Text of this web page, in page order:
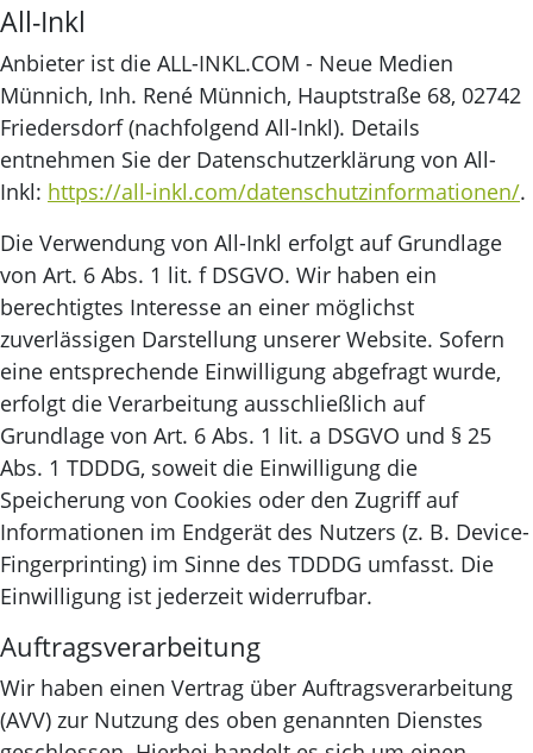
All-Inkl
Anbieter ist die ALL-INKL.COM - Neue Medien
Münnich, Inh. René Münnich, Hauptstraße 68, 02742
Friedersdorf (nachfolgend All-Inkl). Details
entnehmen Sie der Datenschutzerklärung von All-
Inkl: https://all-inkl.com/datenschutzinformationen/.
Die Verwendung von All-Inkl erfolgt auf Grundlage
von Art. 6 Abs. 1 lit. f DSGVO. Wir haben ein
berechtigtes Interesse an einer möglichst
zuverlässigen Darstellung unserer Website. Sofern
eine entsprechende Einwilligung abgefragt wurde,
erfolgt die Verarbeitung ausschließlich auf
Grundlage von Art. 6 Abs. 1 lit. a DSGVO und § 25
Abs. 1 TDDDG, soweit die Einwilligung die
Speicherung von Cookies oder den Zugriff auf
Informationen im Endgerät des Nutzers (z. B. Device-
Fingerprinting) im Sinne des TDDDG umfasst. Die
Einwilligung ist jederzeit widerrufbar.
Auftragsverarbeitung
Wir haben einen Vertrag über Auftragsverarbeitung
(AVV) zur Nutzung des oben genannten Dienstes